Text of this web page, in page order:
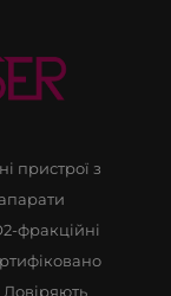
пристрої з
фракційні
Довіряють